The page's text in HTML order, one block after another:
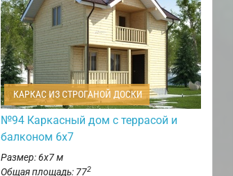
КАРКАС ИЗ СТРОГАНОЙ ДОСКИ
№94 Каркасный дом с террасой и
балконом 6х7
Размер: 6х7 м
Общая площадь: 772